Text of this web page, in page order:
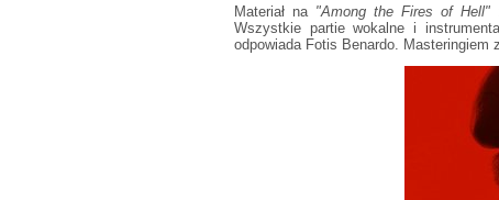
Materiał na "Among the Fires of Hell"
Wszystkie partie wokalne i
odpowiada Fotis Benardo. Masteringiem